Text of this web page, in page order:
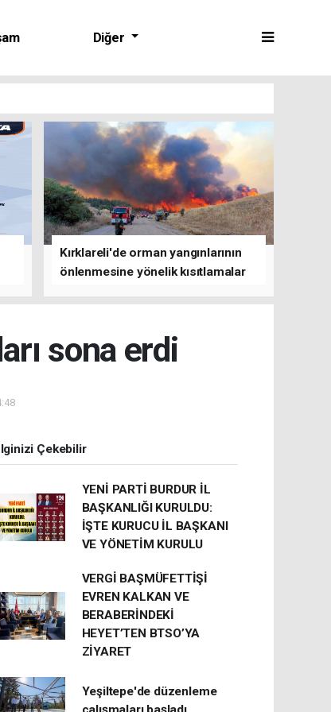
Diğer
Kırklareli'de orman yangınlarının
önlenmesine yönelik kısıtlamalar
sona erdi
Çekebilir
YENİ PARTİ BURDUR İL
BAŞKANLIĞI KURULDU:
İŞTE KURUCU İL BAŞKANI
VE YÖNETİM KURULU
VERGİ BAŞMÜFETTİŞİ
EVREN KALKAN VE
BERABERİNDEKİ
HEYET’TEN BTSO’YA
ZİYARET
Yeşiltepe'de düzenleme